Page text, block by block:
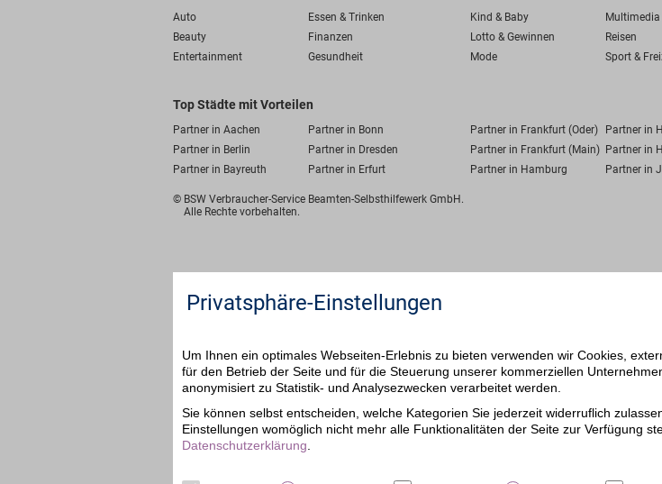
Auto Essen & Trinken Kind & Baby
Multimedia
Beauty
Finanzen Lotto & Gewinnen
Reisen
Entertainment
Gesundheit Mode Sport &
Top Städte mit Vorteilen
Partner in Aachen Partner in Bonn Partner in Frankfurt (Oder) Partner in
Partner in Berlin
Partner in Dresden Partner in Frankfurt (Main) Partner in
Partner in Bayreuth
Partner in Erfurt Partner in Hamburg Partner in
© BSW Verbraucher-Service Beamten-Selbsthilfewerk GmbH.
Alle Rechte vorbehalten.
Privatsphäre-Einstellungen
Um Ihnen ein optimales Webseiten-Erlebnis zu bieten verwenden wir Cookies,
für den Betrieb der Seite und für die Steuerung unserer kommerziellen
anonymisiert zu Statistik- und Analysezwecken verarbeitet werden.
Sie können selbst entscheiden, welche Kategorien Sie jederzeit widerruflich
Einstellungen womöglich nicht mehr alle Funktionalitäten der Seite zur Verfügung
Datenschutzerklärung